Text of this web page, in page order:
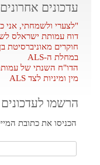
עדכונים אחרונים
"לצערי ולשמחתי, אני
דוח עמותת ישראלס לשנת
חוקרים מאוניברסיטת
במחלת ה-ALS
הדו"ח השנתי של
מין ומיניות לצד ALS
הרשמו לעדכונים
הכניסו את כתובת